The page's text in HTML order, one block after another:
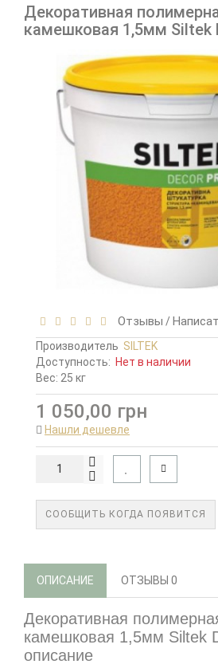
Декоративная
камешковая 1,5мм Siltek
Отзывы /
Производитель SILTEK
Доступность: Нет в наличии
Вес: 25 кг
1 050,00 грн
Нашли дешевле
СООБЩИТЬ КОГДА ПОЯВИТСЯ
ОПИСАНИЕ ОТЗЫВЫ 0
Декоративная
камешковая 1,5мм Siltek
описание